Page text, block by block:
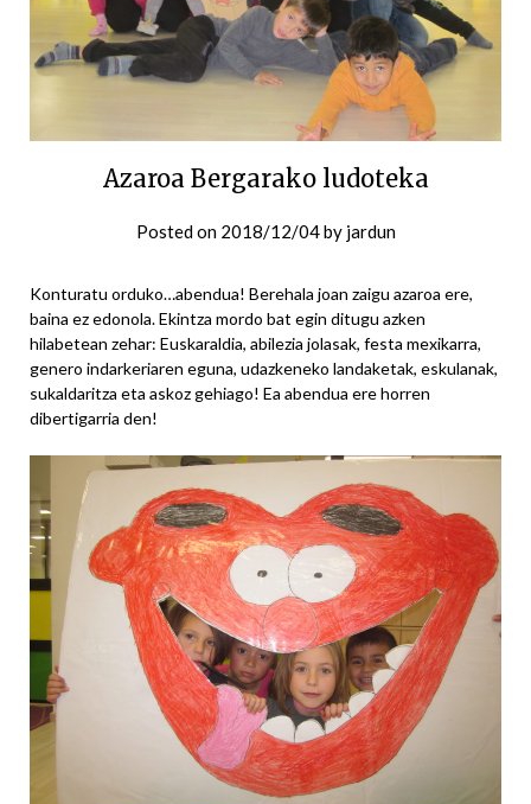
Azaroa Bergarako ludoteka
Posted on 2018/12/04by jardun
Konturatu orduko…abendua! Berehala joan zaigu azaroa ere,
baina ez edonola. Ekintza mordo bat egin ditugu azken
hilabetean zehar: Euskaraldia, abilezia jolasak, festa mexikarra,
genero indarkeriaren eguna, udazkeneko landaketak, eskulanak,
sukaldaritza eta askoz gehiago! Ea abendua ere horren
dibertigarria den!